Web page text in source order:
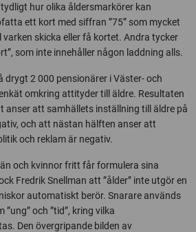
hur olika åldersmarkörer kan
ett kort med siffran ”75” som mycket
skicka eller få kortet. Andra tycker
som inte innehåller någon laddning alls.
drygt 2 000 pensionärer i Väster- och
omkring attityder till äldre. Resultaten
anser att samhällets inställning till äldre på
och att nästan hälften anser att
och reklam är negativ.
och kvinnor fritt får formulera sina
Fredrik Snellman att ”ålder” inte utgör en
automatiskt berör. Snarare används
och ”tid”, kring vilka
Den övergripande bilden av